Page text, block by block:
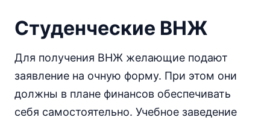
Студенческие ВНЖ
Для получения ВНЖ желающие подают
заявление на очную форму. При этом они
должны в плане финансов обеспечивать
себя самостоятельно. Учебное заведение